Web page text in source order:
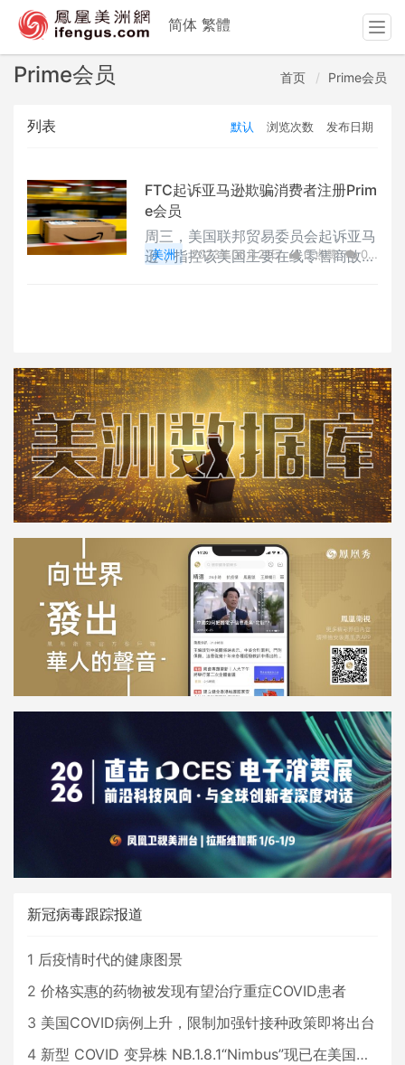
Prime会员 首页 Prime会员
列表 默认 浏览次数 发布日期
FTC起诉亚马逊欺骗消费者注册Prim
e会员
周三，美国联邦贸易委员会起诉亚马
逊，指控该美国主要在线零售商故意
美洲 2023年06月21日 0 点赞
0
新冠病毒跟踪报道
1 后疫情时代的健康图景
2 价格实惠的药物被发现有望治疗重症COVID患者
3 美国COVID病例上升，限制加强针接种政策即将出台
4 新型 COVID 变异株 NB.1.8.1“Nimbus”现已在美国占据主导地位
简体 繁體
T
o
g
g
e
v
g
a